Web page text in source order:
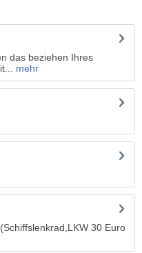
das beziehen Ihres
mehr
30 Euro